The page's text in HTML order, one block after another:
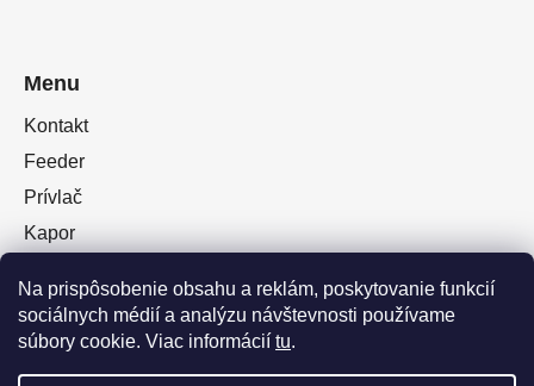
Na prispôsobenie obsahu a reklám, poskytovanie funkcií
sociálnych médií a analýzu návštevnosti používame
súbory cookie. Viac informácií tu.
Menu
Kontakt
Feeder
Prívlač
Kapor
Plávaná
Muškárina